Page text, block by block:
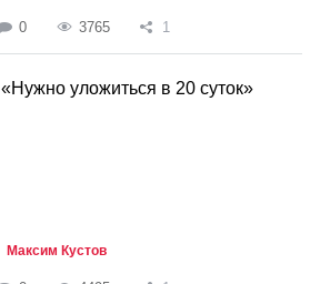
0 3765 1
«Нужно уложиться в 20 суток»
Максим Кустов